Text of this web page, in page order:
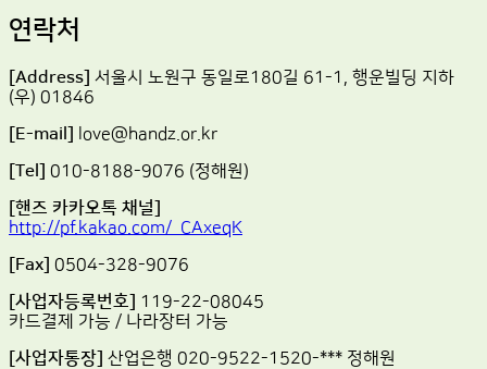
연락처
[Address] 서울시 노원구 동일로180길 61-1, 행운빌딩 지하
(우) 01846
[E-mail] love@handz.or.kr
[Tel] 010-8188-9076 (정해원)
[핸즈 카카오톡 채널]
http://pf.kakao.com/_CAxeqK
[Fax] 0504-328-9076
[사업자등록번호] 119-22-08045
카드결제 가능 / 나라장터 가능
[사업자통장] 산업은행 020-9522-1520-*** 정해원